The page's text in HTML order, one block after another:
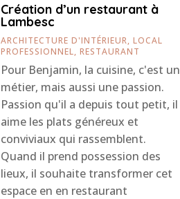
Création d’un restaurant à
Lambesc
ARCHITECTURE D'INTÉRIEUR, LOCAL
PROFESSIONNEL, RESTAURANT
Pour Benjamin, la cuisine, c'est un
métier, mais aussi une passion.
Passion qu'il a depuis tout petit, il
aime les plats généreux et
conviviaux qui rassemblent.
Quand il prend possession des
lieux, il souhaite transformer cet
espace en en restaurant